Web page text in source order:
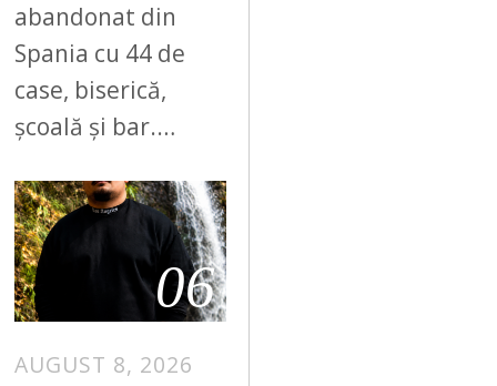
abandonat din
Spania cu 44 de
case, biserică,
școală și bar.…
06
AUGUST 8, 2026